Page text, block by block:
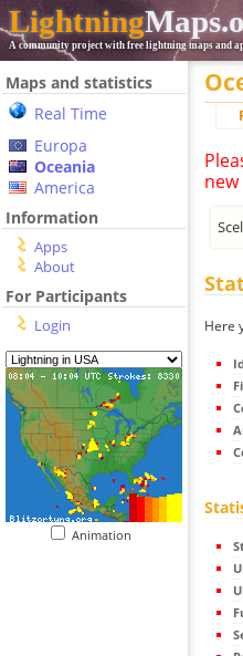
Lightning
A community project with free lightning maps and
Maps and statistics
Real Time
Europa
Oceania
America
Information
Apps
About
For Participants
Login
Animation
Here